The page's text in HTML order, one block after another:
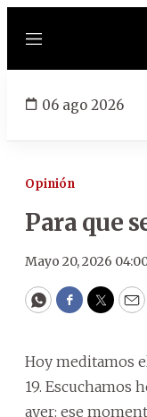
Menú
06 ago 2026
Opinión
Para que
Mayo 20, 2026
WhatsApp
Facebook
Hoy meditamos
19. Escuchamos
ayer: ese